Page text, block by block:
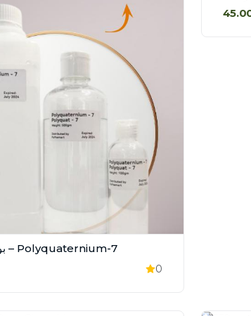
بولي كواتيرنيوم 7 – Polyquaternium-7
0